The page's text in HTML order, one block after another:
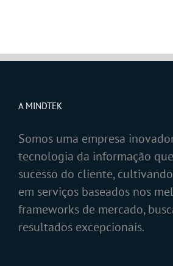
A MINDTEK
Somos uma empresa
tecnologia da informação
sucesso do cliente,
em serviços baseados nos
frameworks de mercado,
resultados excepcionais.